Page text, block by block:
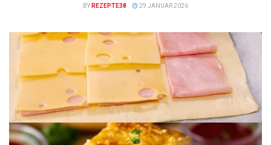
BY REZEPTE38 29 JANUAR 2026